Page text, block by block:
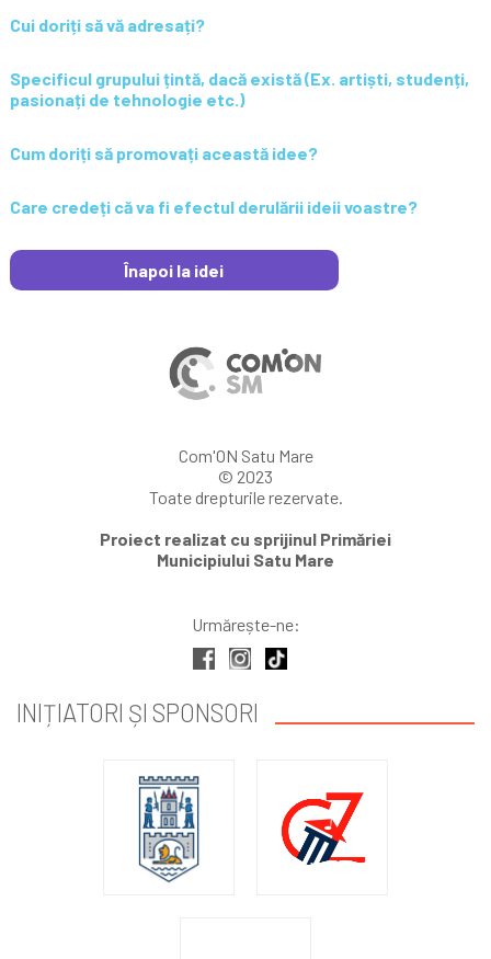
Cui doriți să vă adresați?
Specificul grupului țintă, dacă există (Ex. artiști, studenți,
pasionați de tehnologie etc.)
Cum doriți să promovați această idee?
Care credeți că va fi efectul derulării ideii voastre?
Înapoi la idei
Com'ON Satu Mare
© 2023
Toate drepturile rezervate.
Proiect realizat cu sprijinul Primăriei
Municipiului Satu Mare
Urmărește-ne:
INIȚIATORI ȘI SPONSORI